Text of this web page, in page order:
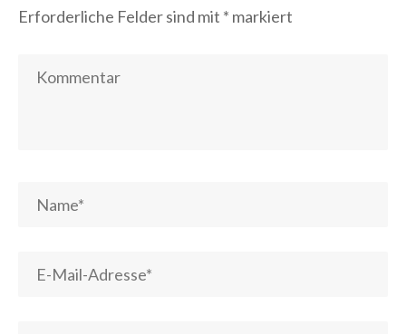
Erforderliche Felder sind mit * markiert